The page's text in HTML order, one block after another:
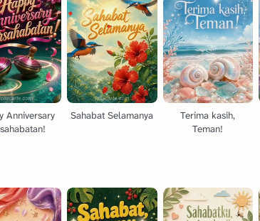
Anniversary
Sahabat Selamanya
Terima kasih,
Teman!